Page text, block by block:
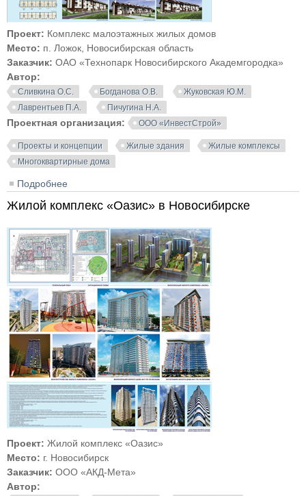
Проект: Комплекс малоэтажных жилых домов
Место: п. Ложок, Новосибирская область
Заказчик: ОАО «Технопарк Новосибирского Академгородка»
Автор:
Сливкина О.С. Богданова О.В.
Жуковская Ю.М.
Лаврентьев П.А.
Пичугина Н.А.
Проектная организация: ООО «ИнвестСтрой»
Проекты и концепции Жилые здания
Жилые комплексы
Многоквартирные дома
Подробнее
Жилой комплекс «Оазис» в Новосибирске
Проект: Жилой комплекс «Оазис»
Место: г. Новосибирск
Заказчик: ООО «АКД-Мета»
Автор: